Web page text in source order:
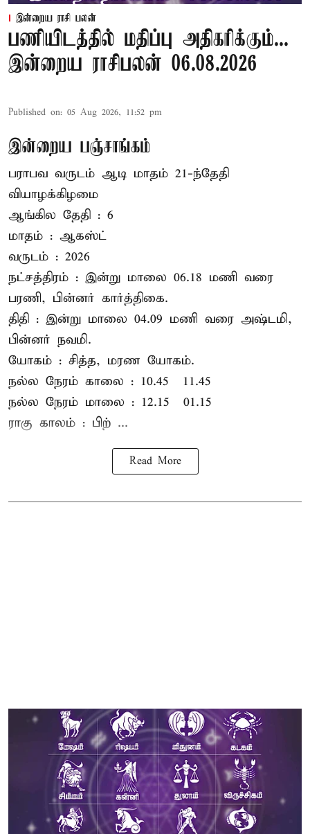
இன்றைய ராசி பலன்
பணியிடத்தில் மதிப்பு அதிகரிக்கும்...
இன்றைய ராசிபலன் 06.08.2026
Published on: 05 Aug 2026, 11:52 pm
இன்றைய பஞ்சாங்கம்
பராபவ வருடம் ஆடி மாதம் 21-ந்தேதி
வியாழக்கிழமை
ஆங்கில தேதி : 6
மாதம் : ஆகஸ்ட்
வருடம் : 2026
நட்சத்திரம் : இன்று மாலை 06.18 மணி வரை
பரணி, பின்னர் கார்த்திகை.
திதி : இன்று மாலை 04.09 மணி வரை அஷ்டமி,
பின்னர் நவமி.
யோகம் : சித்த, மரண யோகம்.
நல்ல நேரம் காலை : 10.45 – 11.45
நல்ல நேரம் மாலை : 12.15 – 01.15
ராகு காலம் : பிற் ...
Read More